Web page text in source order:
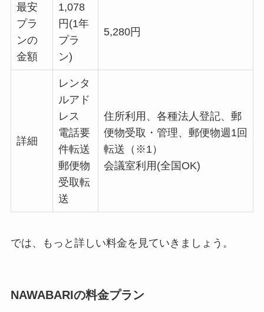
最安
プラ
ンの
金額
1,078
円(1年
プラ
ン)
5,280円
詳細
レンタ
ルアド
レス
電話要
件転送
郵便物
受取転
送
住所利用、各種法人登記、郵
便物受取・管理、郵便物週1回
転送（※1）
会議室利用(全国OK)
では、もっと詳しい料金を見ていきましょう。
NAWABARIの料金プラン